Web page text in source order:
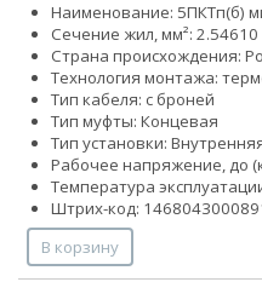
Наименование: 5ПКТп(б)
Сечение жил, мм²: 2.54610
Страна происхождения:
Технология монтажа:
Тип кабеля: с броней
Тип муфты: Концевая
Тип установки:
Рабочее напряжение, до
Температура
Штрих-код:
В корзину